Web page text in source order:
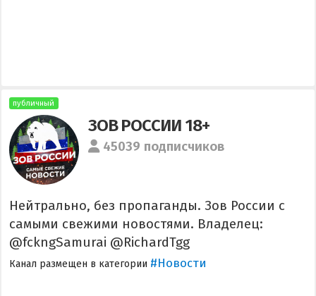
публичный
ЗОВ РОССИИ 18+
45039 подписчиков
Нейтрально, без пропаганды. Зов России с
самыми свежими новостями. Владелец:
@fckngSamurai @RichardTgg
Канал размещен в категории #Новости